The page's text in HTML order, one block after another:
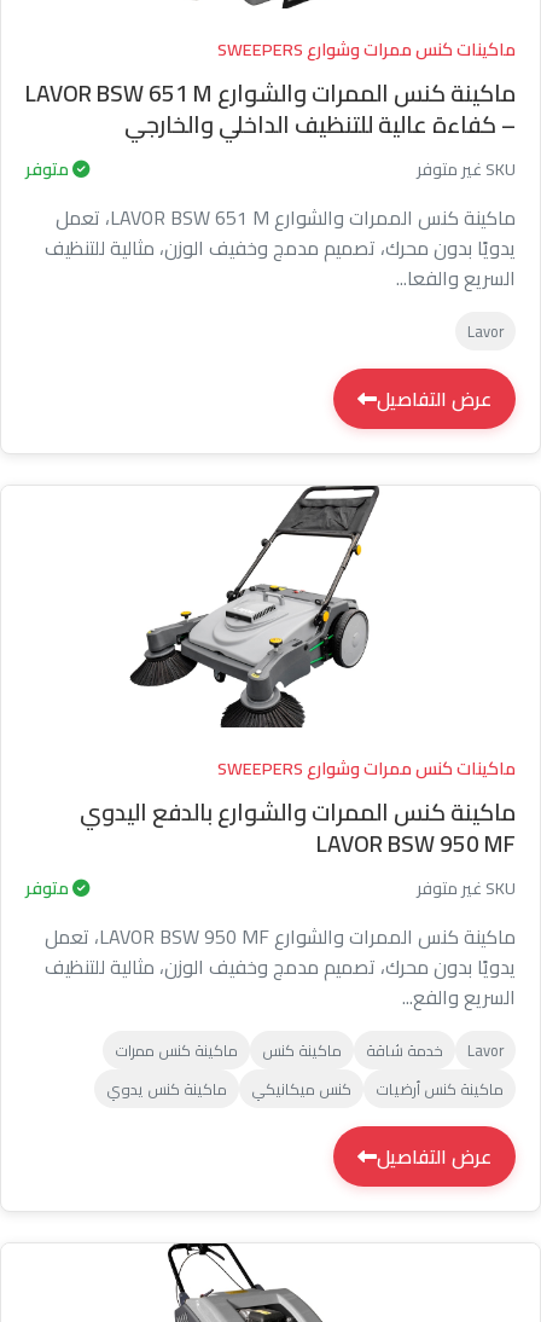
ماكينات كنس ممرات وشوارع SWEEPERS
ماكينة كنس الممرات والشوارع LAVOR BSW 651 M
– كفاءة عالية للتنظيف الداخلي والخارجي
SKU غير متوفر متوفر
ماكينة كنس الممرات والشوارع LAVOR BSW 651 M، تعمل
يدويًا بدون محرك، تصميم مدمج وخفيف الوزن، مثالية للتنظيف
السريع والفعا...
Lavor
عرض التفاصيل
ماكينات كنس ممرات وشوارع SWEEPERS
ماكينة كنس الممرات والشوارع بالدفع اليدوي
LAVOR BSW 950 MF
SKU غير متوفر متوفر
ماكينة كنس الممرات والشوارع LAVOR BSW 950 MF، تعمل
يدويًا بدون محرك، تصميم مدمج وخفيف الوزن، مثالية للتنظيف
السريع والفع...
Lavor خدمة شاقة ماكينة كنس
ماكينة كنس ممرات
ماكينة كنس أرضيات
كنس ميكانيكي ماكينة كنس يدوي
عرض التفاصيل